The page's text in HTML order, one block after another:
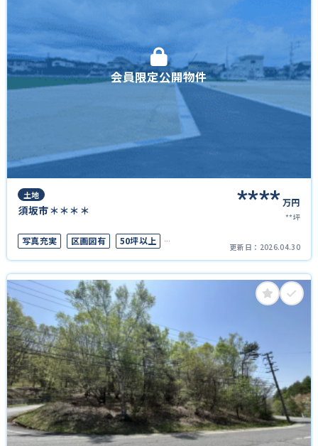
会員限定公開物件
土地
須坂市＊＊＊＊ ****万円
**坪
写真充実 区画図有
50坪以上
上下水道完備
更新日： 2026.04.30